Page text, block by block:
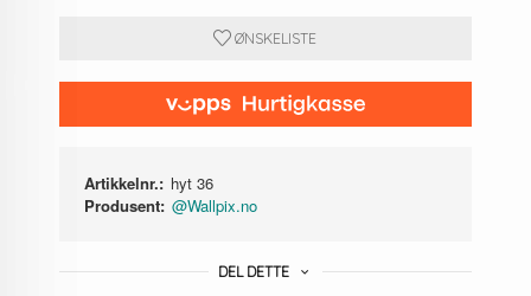
ØNSKELISTE
Artikkelnr.: hyt 36
Produsent: @Wallpix.no
DEL DETTE